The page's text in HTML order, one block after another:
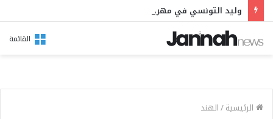
القائمة
الرئيسية/الهند